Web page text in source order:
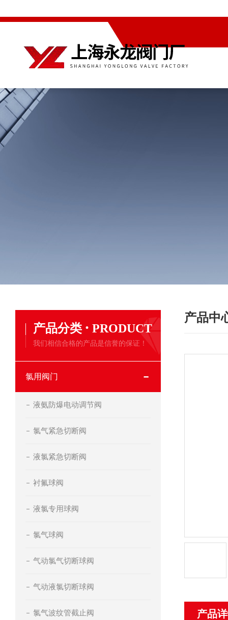
产品中
产品
产品分类 · PRODUCT
我们相信合格的产品是信誉的保证！
氯用阀门
液氨防爆电动调节阀
氯气紧急切断阀
液氯紧急切断阀
衬氟球阀
液氯专用球阀
氯气球阀
气动氯气切断球阀
气动液氯切断球阀
氯气波纹管截止阀